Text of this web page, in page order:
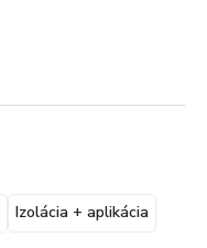
Izolácia + aplikácia